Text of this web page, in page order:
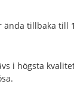
tillbaka
i högsta